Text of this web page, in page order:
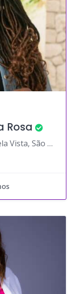
Rosa
R. Cincinato Braga, 340 - Bela Vista, São Paulo - SP, 01333-011